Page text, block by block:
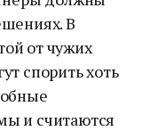
В
от чужих
спорить хоть
и считаются